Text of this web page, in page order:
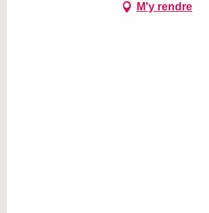
M'y rendre